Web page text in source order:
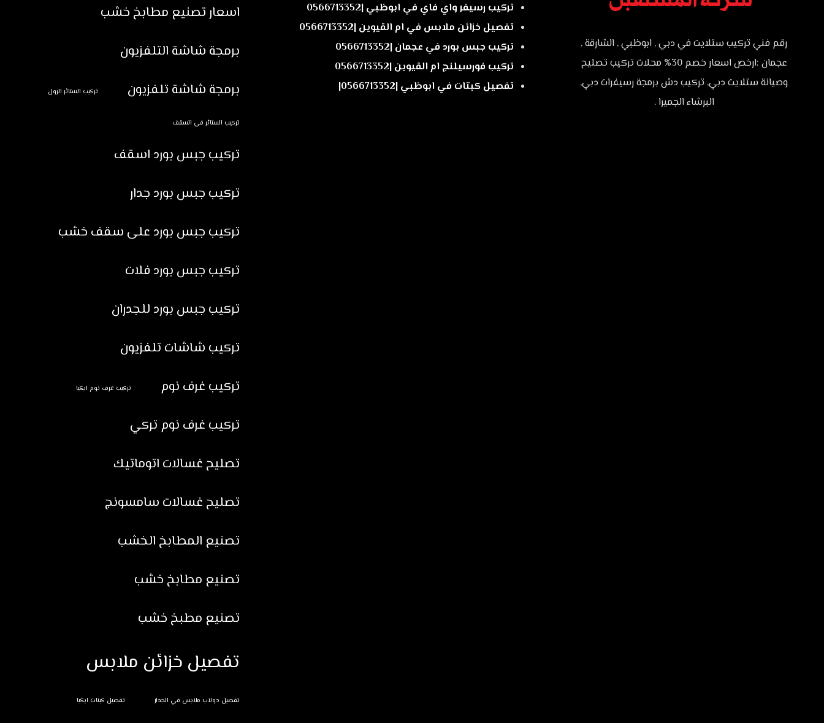
رقم فني تركيب ستلايت في دبي , ابوظبي , الشارقة ,
عجمان :ارخص اسعار خصم 30% محلات تركيب تصليح
وصيانة ستلايت دبي, تركيب دش برمجة رسيفرات دبي,
البرشاء الجميرا .
تركيب رسيفر واي فاي في ابوظبي |0566713352
تفصيل خزائن ملابس في ام القيوين |0566713352
تركيب جبس بورد في عجمان |0566713352
تركيب فورسيلنج ام القيوين |0566713352
تفصيل كبتات في ابوظبي |0566713352|
اسعار تصنيع مطابخ خشب
برمجة شاشة التلفزيون
برمجة شاشة تلفزيون
تركيب الستائر الرول
تركيب الستائر في السقف
تركيب جبس بورد اسقف
تركيب جبس بورد جدار
تركيب جبس بورد على سقف خشب
تركيب جبس بورد فلات
تركيب جبس بورد للجدران
تركيب شاشات تلفزيون
تركيب غرف نوم
تركيب غرف نوم ايكيا
تركيب غرف نوم تركي
تصليح غسالات اتوماتيك
تصليح غسالات سامسونج
تصنيع المطابخ الخشب
تصنيع مطابخ خشب
تصنيع مطبخ خشب
تفصيل خزائن ملابس
تفصيل دولاب ملابس في الجدار تفصيل كبتات ايكيا